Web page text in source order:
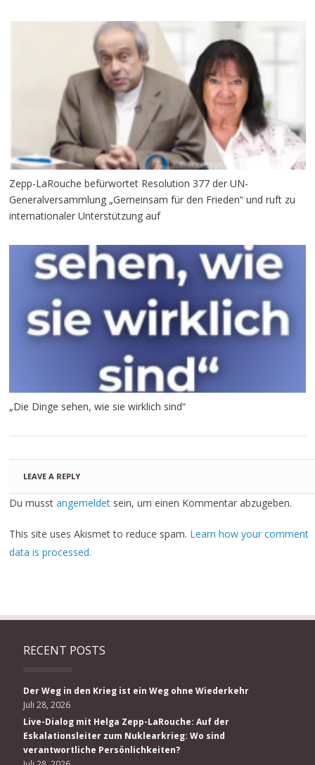
Zepp-LaRouche befürwortet Resolution 377 der UN-
Generalversammlung „Gemeinsam für den Frieden“ und ruft zu
internationaler Unterstützung auf
„Die Dinge sehen, wie sie wirklich sind“
LEAVE A REPLY
Du musstangemeldet sein, um einen Kommentar abzugeben.
This site uses Akismet to reduce spam. Learn how your comment
data is processed.
RECENT POSTS
Der Weg in den Krieg ist ein Weg ohne Wiederkehr
Juli 28, 2026
Live-Dialog mit Helga Zepp-LaRouche: Auf der
Eskalationsleiter zum Nuklearkrieg: Wo sind
verantwortliche Persönlichkeiten?